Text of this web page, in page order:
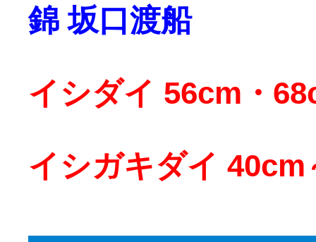
錦 坂口渡船
イシダイ 56cm・
イシガキダイ 40cm